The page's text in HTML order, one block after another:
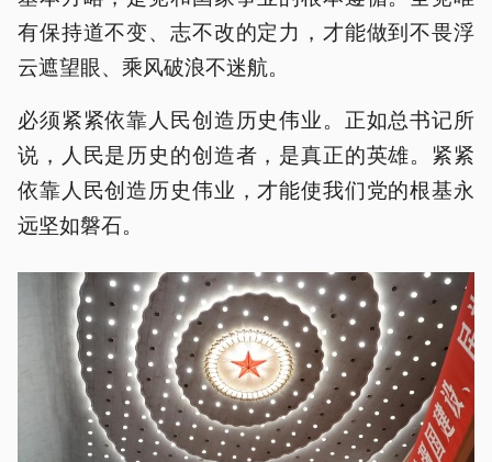
有保持道不变、志不改的定力，才能做到不畏浮
云遮望眼、乘风破浪不迷航。
必须紧紧依靠人民创造历史伟业。正如总书记所
说，人民是历史的创造者，是真正的英雄。紧紧
依靠人民创造历史伟业，才能使我们党的根基永
远坚如磐石。